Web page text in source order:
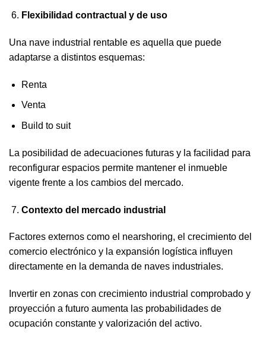
Flexibilidad contractual y de uso
Una nave industrial rentable es aquella que puede
adaptarse a distintos esquemas:
Renta
Venta
Build to suit
La posibilidad de adecuaciones futuras y la facilidad para
reconfigurar espacios permite mantener el inmueble
vigente frente a los cambios del mercado.
Contexto del mercado industrial
Factores externos como el nearshoring, el crecimiento del
comercio electrónico y la expansión logística influyen
directamente en la demanda de naves industriales.
Invertir en zonas con crecimiento industrial comprobado y
proyección a futuro aumenta las probabilidades de
ocupación constante y valorización del activo.